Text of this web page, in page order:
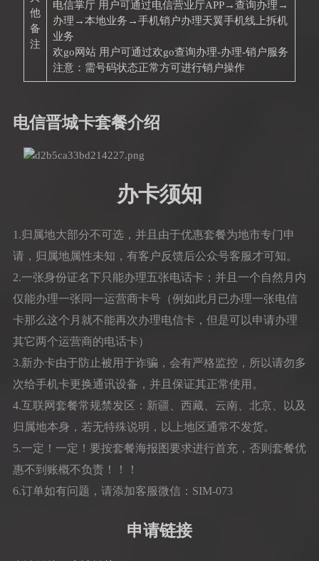
他
备
注
电信掌厅 用户可通过电信营业厅APP→查询办理→
办理→本地业务→手机销户办理天翼手机线上拆机
业务
欢go网站 用户可通过欢go查询办理-办理-销户服务
注意：需号码状态正常方可进行销户操作
电信晋城卡套餐介绍
办卡须知
1.归属地大部分不可选，并且由于优惠套餐为地市专门申
请，归属地属性未知，有客户反馈后公众号客服才可知。
2.一张身份证名下只能办理五张电话卡；并且一个自然月内
仅能办理一张同一运营商卡号（例如此月已办理一张电信
卡那么这个月就不能再次办理电信卡，但是可以申请办理
其它两个运营商的电话卡）
3.新办卡由于防止被用于诈骗，会有严格监控，所以请勿多
次给手机卡更换通讯设备，并且保证其正常使用。
4.互联网套餐常规禁发区：新疆、西藏、云南、北京、以及
归属地本身，若无特殊说明，以上地区通常不发货。
5.一定！一定！要按套餐海报图要求进行首充，否则套餐优
惠不到账概不负责！！！
6.订单如有问题，请添加客服微信：SIM-073
申请链接